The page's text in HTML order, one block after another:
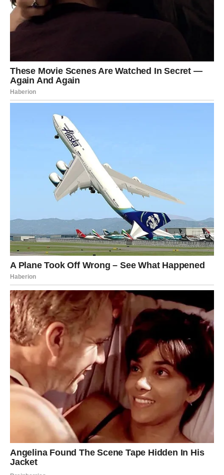
Device koje su verovale – dobiće sve.
Od proleća 2025. Device ulaze u povoljan period za:
napredovanja,
pokretanje posla,
nove projekte,
stabilizaciju prihoda.
Posebno je naglašeno da Device do kraja 2025. konačno
naplaćuju svoj rad.
Mnogo više nego do sada.
2025. godina je godina njihove moći.
RIBE – Najveća nagrada za
najveću dušu